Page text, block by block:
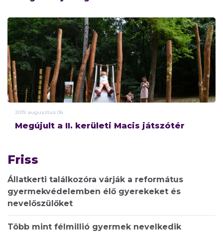
2019. augusztus 06.
Megújult a II. kerületi Macis játszótér
Friss
Állatkerti találkozóra várják a református
gyermekvédelemben élő gyerekeket és
nevelőszülőket
Több mint félmillió gyermek nevelkedik